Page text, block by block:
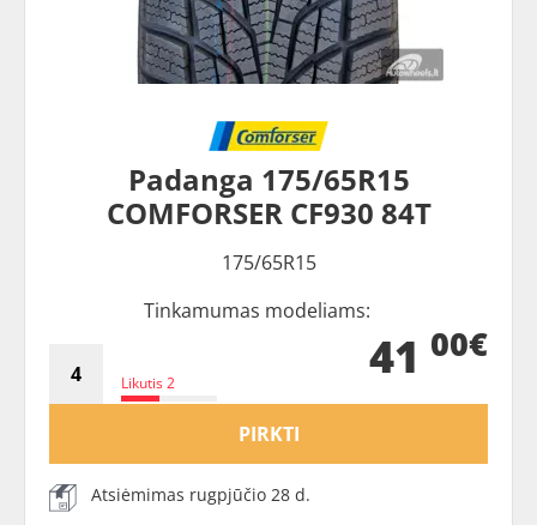
Padanga 175/65R15
COMFORSER CF930 84T
175/65R15
Tinkamumas modeliams:
Likutis 2 41 00€
PIRKTI
Atsiėmimas rugpjūčio 28 d.